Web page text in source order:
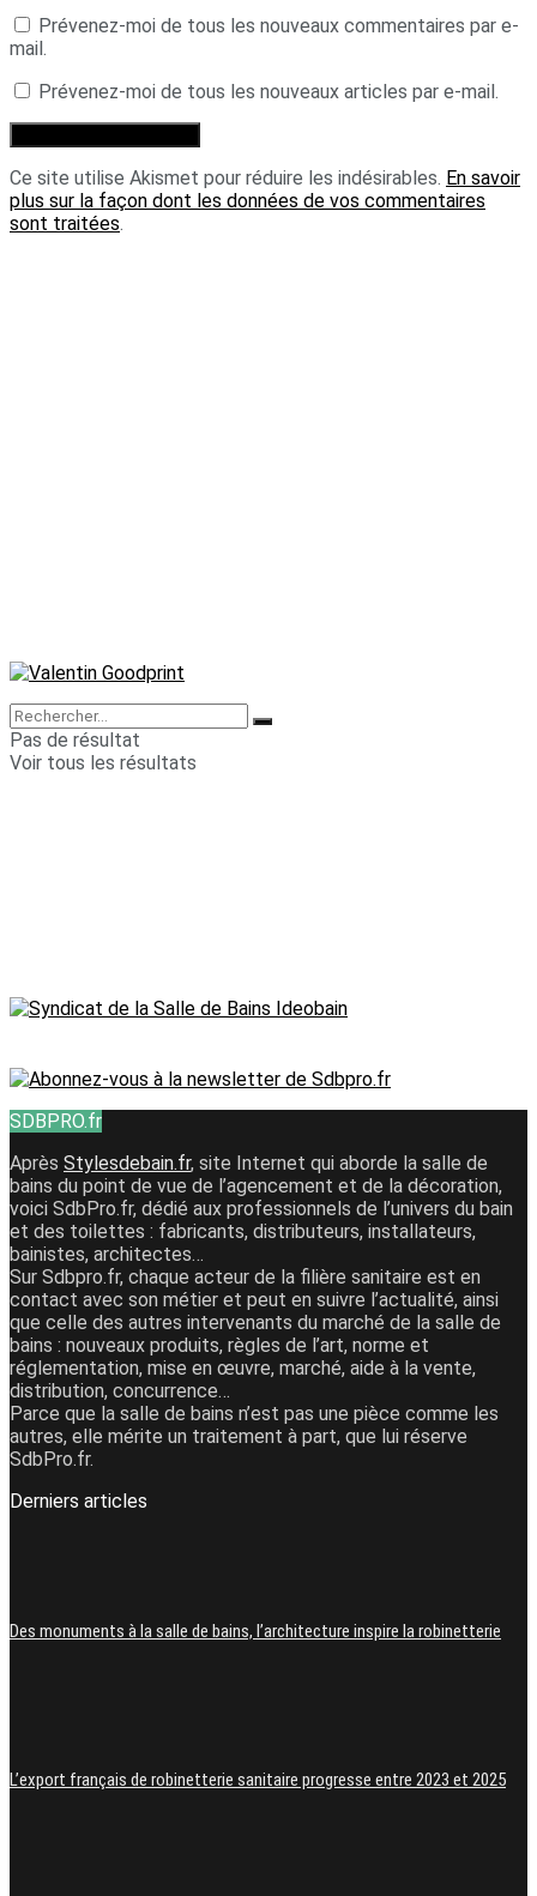
Prévenez-moi de tous les nouveaux commentaires par e-
mail.
Prévenez-moi de tous les nouveaux articles par e-mail.
Ce site utilise Akismet pour réduire les indésirables. En savoir
plus sur la façon dont les données de vos commentaires
sont traitées.
Pas de résultat
Voir tous les résultats
SDBPRO.fr
Après Stylesdebain.fr, site Internet qui aborde la salle de
bains du point de vue de l’agencement et de la décoration,
voici SdbPro.fr, dédié aux professionnels de l’univers du bain
et des toilettes : fabricants, distributeurs, installateurs,
bainistes, architectes…
Sur Sdbpro.fr, chaque acteur de la filière sanitaire est en
contact avec son métier et peut en suivre l’actualité, ainsi
que celle des autres intervenants du marché de la salle de
bains : nouveaux produits, règles de l’art, norme et
réglementation, mise en œuvre, marché, aide à la vente,
distribution, concurrence…
Parce que la salle de bains n’est pas une pièce comme les
autres, elle mérite un traitement à part, que lui réserve
SdbPro.fr.
Derniers articles
Des monuments à la salle de bains, l’architecture inspire la robinetterie
L’export français de robinetterie sanitaire progresse entre 2023 et 2025